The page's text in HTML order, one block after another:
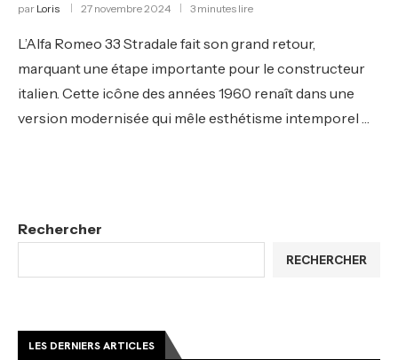
par Loris 27 novembre 2024 3 minutes lire
L’Alfa Romeo 33 Stradale fait son grand retour,
marquant une étape importante pour le constructeur
italien. Cette icône des années 1960 renaît dans une
version modernisée qui mêle esthétisme intemporel …
Rechercher
RECHERCHER
LES DERNIERS ARTICLES